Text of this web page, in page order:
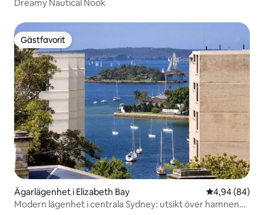
Dreamy Nautical Nook
Gästfavorit
Gästfavorit
Ägarlägenhet i Elizabeth Bay 4,94 av 5 i
4,94 (84)
Modern lägenhet i centrala Sydney: utsikt över hamnen